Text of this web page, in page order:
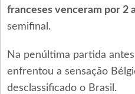
franceses venceram por 2
semifinal.
Na penúltima partida
enfrentou a sensação
desclassificado o Brasil.